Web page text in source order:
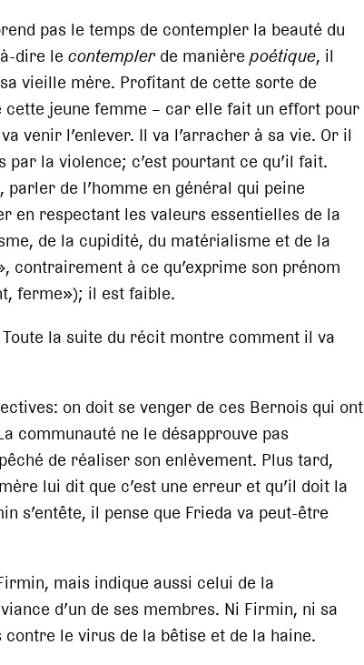
pas le temps de contempler la beauté du
dire le contempler de manière poétique, il
vieille mère. Profitant de cette sorte de
jeune femme – car elle fait un effort pour
venir l’enlever. Il va l’arracher à sa vie. Or il
par la violence; c’est pourtant ce qu’il fait.
de l’homme en général qui peine
en respectant les valeurs essentielles de la
de la cupidité, du matérialisme et de la
contrairement à ce qu’exprime son prénom
ferme»); il est faible.
la suite du récit montre comment il va
on doit se venger de ces Bernois qui ont
communauté ne le désapprouve pas
de réaliser son enlèvement. Plus tard,
lui dit que c’est une erreur et qu’il doit la
s’entête, il pense que Frieda va peut-être
mais indique aussi celui de la
d’un de ses membres. Ni Firmin, ni sa
contre le virus de la bêtise et de la haine.